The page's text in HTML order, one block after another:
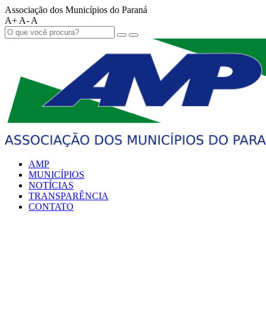
Associação dos Municípios do Paraná
A+ A- A
AMP
MUNICÍPIOS
NOTÍCIAS
TRANSPARÊNCIA
CONTATO